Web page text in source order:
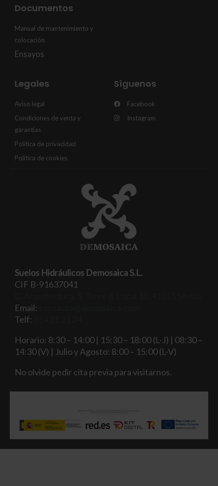
Documentos
Manual de mantenimiento y
colocación
Ensayos
Legales
Aviso legal
Condiciones de venta y
garantías
Política de privacidad
Política de cookies
Síguenos
Facebook
Instagram
Suelos Hidráulicos Demosaica S.L.
CIF B-91637041
Email:
Telf:
Horario: 8:30 – 14:00 | 15:30 – 18:00 (L-J) | 08:30 –
14:30 (V) | Julio y Agosto: 8:00 – 15:00 (L-V)
No olvide pedir cita previa para visitarnos.